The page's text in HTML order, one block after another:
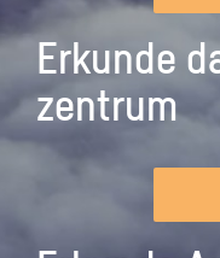
Erkunde
zentrum